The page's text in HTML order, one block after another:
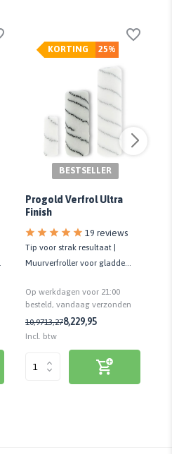
25%
KORTING
BESTSELLER
Progold Verfrol Ultra
Finish
19 reviews
Tip voor strak resultaat |
Muurverfroller voor gladde
Op werkdagen voor 21:00
besteld, vandaag verzonden
10,9713,278,229,95
Incl. btw